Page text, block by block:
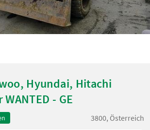
Hyundai, Hitachi
- GE
3800, Österreich